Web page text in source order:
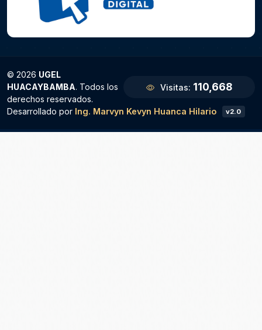
© 2026 UGEL
HUACAYBAMBA. Todos los
derechos reservados.
Visitas: 110,668
Desarrollado por Ing. Marvyn Kevyn Huanca Hilario v2.0